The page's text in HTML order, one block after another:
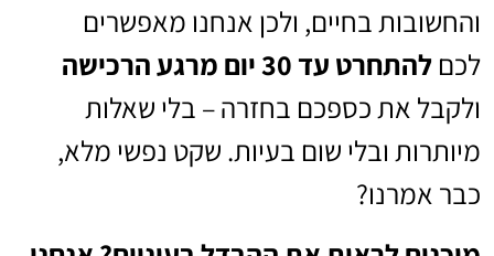
והחשובות בחיים, ולכן אנחנו מאפשרים
לכם להתחרט עד 30 יום מרגע הרכישה
ולקבל את כספכם בחזרה – בלי שאלות
מיותרות ובלי שום בעיות. שקט נפשי מלא,
כבר אמרנו?